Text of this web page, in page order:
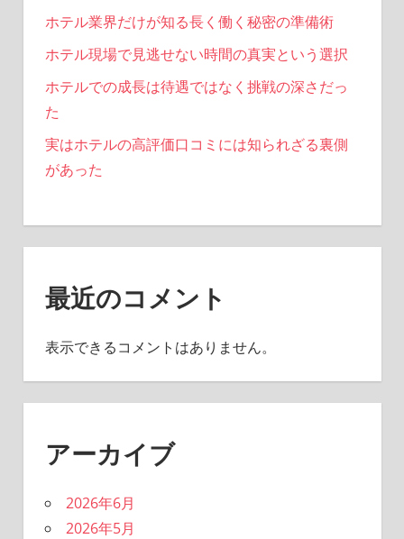
ホテル業界だけが知る長く働く秘密の準備術
ホテル現場で見逃せない時間の真実という選択
ホテルでの成長は待遇ではなく挑戦の深さだっ
た
実はホテルの高評価口コミには知られざる裏側
があった
最近のコメント
表示できるコメントはありません。
アーカイブ
2026年6月
2026年5月